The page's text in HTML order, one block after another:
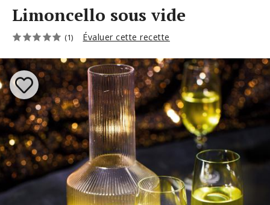
Limoncello sous vide
(1) Évaluer cette recette